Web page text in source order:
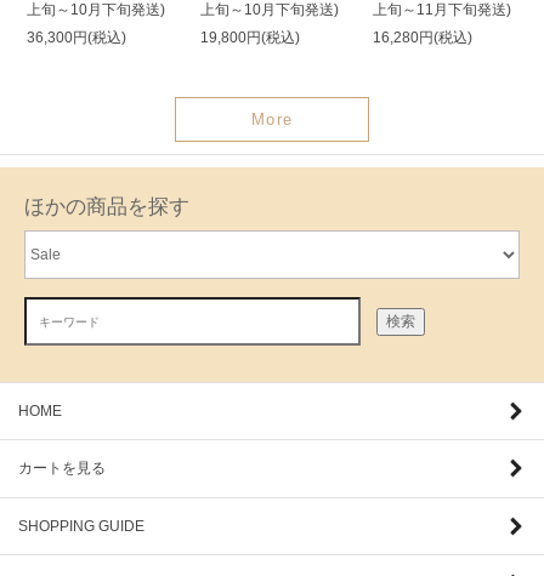
上旬～10月下旬発送)
36,300円(税込)
上旬～10月下旬発送)
19,800円(税込)
上旬～11月下旬発送)
16,280円(税込)
More
ほかの商品を探す
検索
HOME
カートを見る
SHOPPING GUIDE